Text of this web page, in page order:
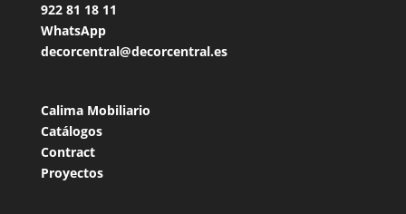
922 81 18 11
WhatsApp
decorcentral@decorcentral.es
Calima Mobiliario
Catálogos
Contract
Proyectos